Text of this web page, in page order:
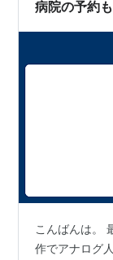
病院の予約
こんばんは。
作でアナログ